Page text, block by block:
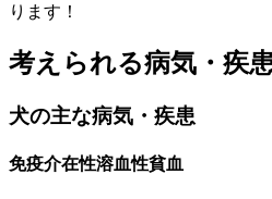
ります！
考えられる病気・疾
犬の主な病気・疾患
免疫介在性溶血性貧血